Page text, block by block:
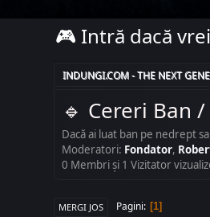
🎮 Intră dacă
INDUNGI.COM - THE NEXT
🔹️ Cereri Ban
Dacă ai luat ban pe nedrept
Moderatori: Fondator,
0 Membri şi 1 Vizitator
MERGI JOS Pagini 1